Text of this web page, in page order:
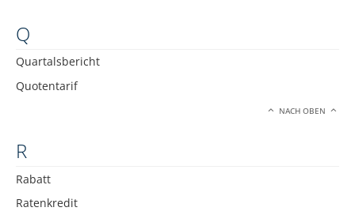
Q
Quartalsbericht
Quotentarif
NACH OBEN
R
Rabatt
Ratenkredit